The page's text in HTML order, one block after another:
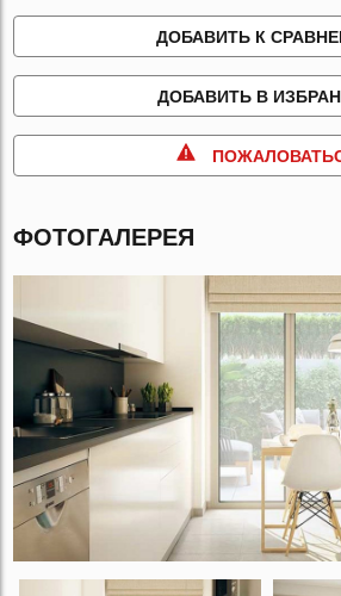
ДОБАВИТЬ К
ДОБАВИТЬ В
ФОТОГАЛЕРЕЯ